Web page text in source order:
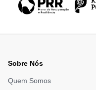
Sobre Nós
Quem Somos